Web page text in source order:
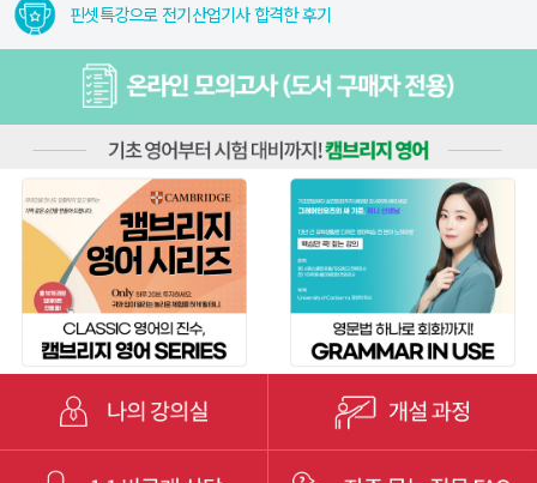
핀셋특강으로 전기산업기사 합격한 후기